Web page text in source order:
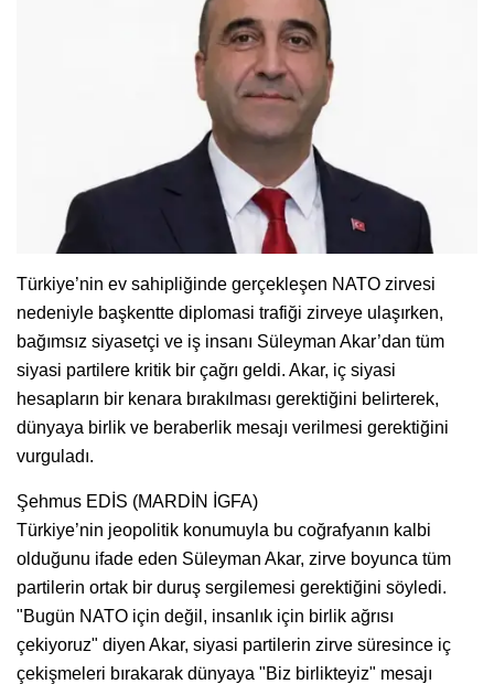
Türkiye’nin ev sahipliğinde gerçekleşen NATO zirvesi
nedeniyle başkentte diplomasi trafiği zirveye ulaşırken,
bağımsız siyasetçi ve iş insanı Süleyman Akar’dan tüm
siyasi partilere kritik bir çağrı geldi. Akar, iç siyasi
hesapların bir kenara bırakılması gerektiğini belirterek,
dünyaya birlik ve beraberlik mesajı verilmesi gerektiğini
vurguladı.
Şehmus EDİS (MARDİN İGFA)
Türkiye’nin jeopolitik konumuyla bu coğrafyanın kalbi
olduğunu ifade eden Süleyman Akar, zirve boyunca tüm
partilerin ortak bir duruş sergilemesi gerektiğini söyledi.
"Bugün NATO için değil, insanlık için birlik ağrısı
çekiyoruz" diyen Akar, siyasi partilerin zirve süresince iç
çekişmeleri bırakarak dünyaya "Biz birlikteyiz" mesajı